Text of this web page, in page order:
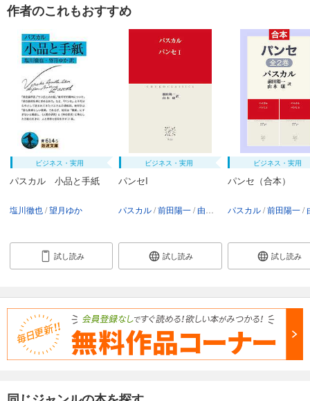
作者のこれもおすすめ
ビジネス・実用
パスカル 小品と手紙
塩川徹也 望月ゆか
試し読み
ビジネス・実用
パンセI
パスカル 前田陽一 由木康
試し読み
ビジネス・実用
パンセ（合本）
パスカル 前田陽一
試し読み